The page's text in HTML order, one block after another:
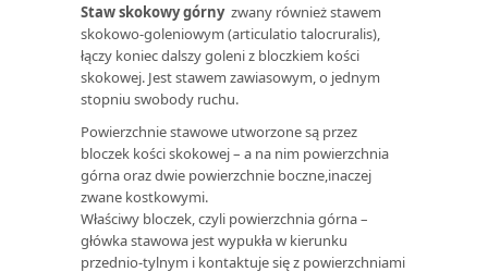
Staw skokowy górny zwany również stawem
skokowo-goleniowym (articulatio talocruralis),
łączy koniec dalszy goleni z bloczkiem kości
skokowej. Jest stawem zawiasowym, o jednym
stopniu swobody ruchu.
Powierzchnie stawowe utworzone są przez
bloczek kości skokowej – a na nim powierzchnia
górna oraz dwie powierzchnie boczne,inaczej
zwane kostkowymi.
Właściwy bloczek, czyli powierzchnia górna –
główka stawowa jest wypukła w kierunku
przednio-tylnym i kontaktuje się z powierzchniami